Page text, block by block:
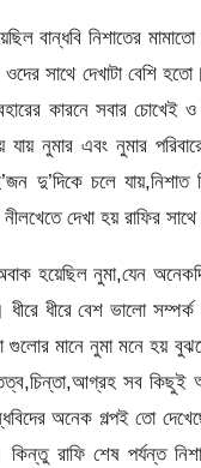
বান্ধবি নিশাতের
সাথে দেখাটা বেশি
কারনে সবার
যায় নুমার এবং নুমার
দু’দিকে চলে
দেখা হয় রাফির
হয়েছিল নুমা,যেন
ধীরে বেশ ভালো
গুলোর মানে নুমা মনে হয়
সব
অনেক গল্পই তো
রাফি শেষ পর্যন্ত